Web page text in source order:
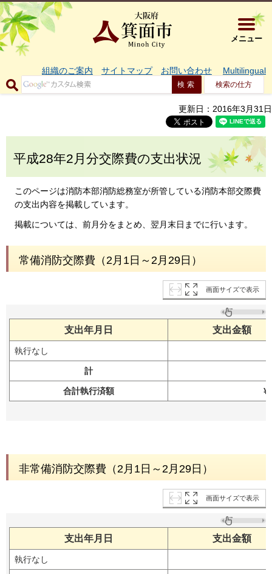
大阪府箕
メニュー
組織のご案内 サイトマップ お問い合わせ Multilingual
検索の仕方
更新日：2016年3月31日
平成28年2月分交際費の支出状況
このページは消防本部消防総務室が所管している消防本部交際費
の支出内容を掲載しています。
掲載については、前月分をまとめ、翌月末日までに行います。
常備消防交際費（2月1日～2月29日）
画面サイズで表示
支出年月日 支出金額
執行なし
計
合計執行済額
非常備消防交際費（2月1日～2月29日）
画面サイズで表示
支出年月日 支出金額
執行なし